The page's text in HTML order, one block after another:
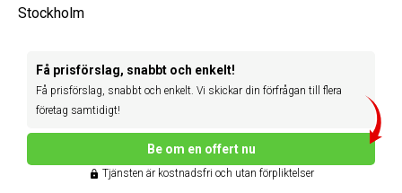
Stockholm
Få prisförslag, snabbt och enkelt!
Få prisförslag, snabbt och enkelt. Vi skickar din förfrågan till flera
företag samtidigt!
Be om en offert nu
Tjänsten är kostnadsfri och utan förpliktelser